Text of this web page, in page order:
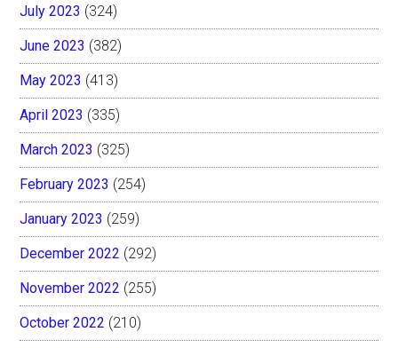
July 2023 (324)
June 2023 (382)
May 2023 (413)
April 2023 (335)
March 2023 (325)
February 2023 (254)
January 2023 (259)
December 2022 (292)
November 2022 (255)
October 2022 (210)